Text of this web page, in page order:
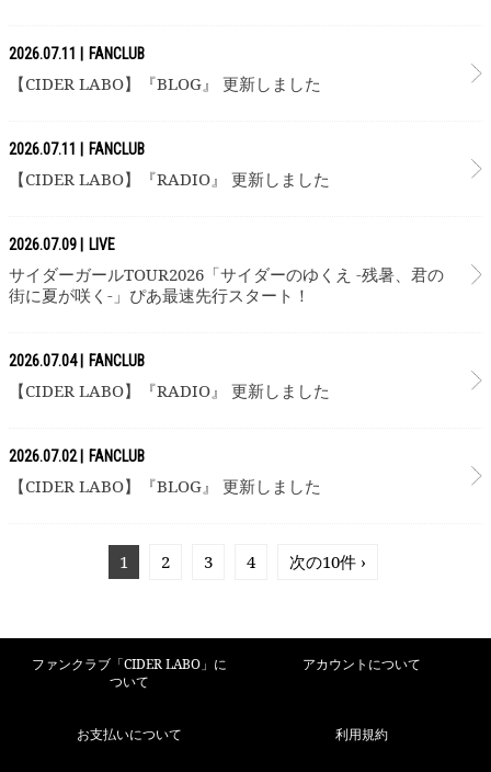
2026.07.11 FANCLUB
【CIDER LABO】『BLOG』 更新しました
2026.07.11 FANCLUB
【CIDER LABO】『RADIO』 更新しました
2026.07.09 LIVE
サイダーガールTOUR2026「サイダーのゆくえ -残暑、君の
街に夏が咲く-」ぴあ最速先行スタート！
2026.07.04 FANCLUB
【CIDER LABO】『RADIO』 更新しました
2026.07.02 FANCLUB
【CIDER LABO】『BLOG』 更新しました
1 2 3 4 次の10件 ›
ファンクラブ「CIDER LABO」に
ついて
アカウントについて
お支払いについて 利用規約